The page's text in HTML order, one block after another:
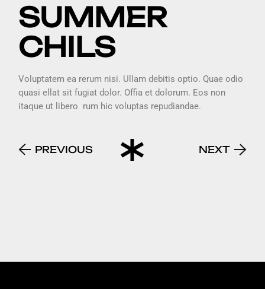
SUMMER
CHILS
Voluptatem ea rerum nisi. Ullam debitis optio. Quae odio
quasi ellat sit fugiat dolor. Offia et dolorum. Eos non
itaque ut libero rum hic voluptas repudiandae.
PREVIOUS NEXT